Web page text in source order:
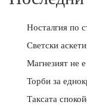
Носталгия по
Светски
Магнезият не
Торби за
Таксата